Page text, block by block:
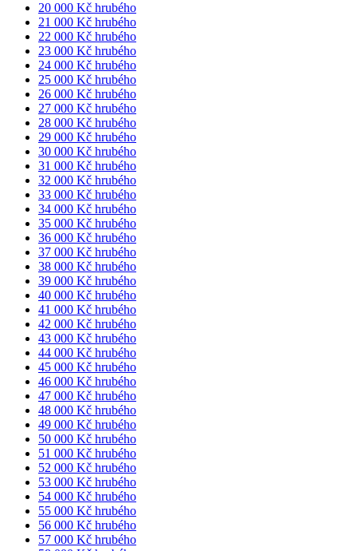
20 000 Kč hrubého
21 000 Kč hrubého
22 000 Kč hrubého
23 000 Kč hrubého
24 000 Kč hrubého
25 000 Kč hrubého
26 000 Kč hrubého
27 000 Kč hrubého
28 000 Kč hrubého
29 000 Kč hrubého
30 000 Kč hrubého
31 000 Kč hrubého
32 000 Kč hrubého
33 000 Kč hrubého
34 000 Kč hrubého
35 000 Kč hrubého
36 000 Kč hrubého
37 000 Kč hrubého
38 000 Kč hrubého
39 000 Kč hrubého
40 000 Kč hrubého
41 000 Kč hrubého
42 000 Kč hrubého
43 000 Kč hrubého
44 000 Kč hrubého
45 000 Kč hrubého
46 000 Kč hrubého
47 000 Kč hrubého
48 000 Kč hrubého
49 000 Kč hrubého
50 000 Kč hrubého
51 000 Kč hrubého
52 000 Kč hrubého
53 000 Kč hrubého
54 000 Kč hrubého
55 000 Kč hrubého
56 000 Kč hrubého
57 000 Kč hrubého